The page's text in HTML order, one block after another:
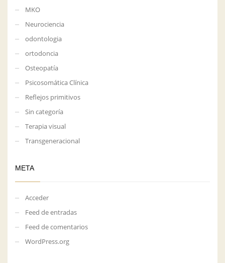
MKO
Neurociencia
odontologia
ortodoncia
Osteopatía
Psicosomática Clínica
Reflejos primitivos
Sin categoría
Terapia visual
Transgeneracional
META
Acceder
Feed de entradas
Feed de comentarios
WordPress.org